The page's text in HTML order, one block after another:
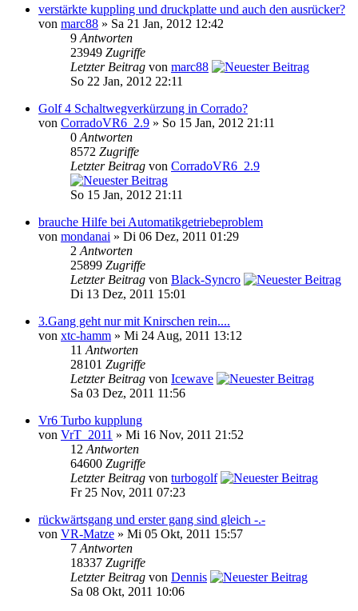
verstärkte kuppling und druckplatte und auch den ausrücker?
von marc88 » Sa 21 Jan, 2012 12:42
9 Antworten
23949 Zugriffe
Letzter Beitrag von marc88
So 22 Jan, 2012 22:11
Golf 4 Schaltwegverkürzung in Corrado?
von CorradoVR6_2.9 » So 15 Jan, 2012 21:11
0 Antworten
8572 Zugriffe
Letzter Beitrag von CorradoVR6_2.9
So 15 Jan, 2012 21:11
brauche Hilfe bei Automatikgetriebeproblem
von mondanai » Di 06 Dez, 2011 01:29
2 Antworten
25899 Zugriffe
Letzter Beitrag von Black-Syncro
Di 13 Dez, 2011 15:01
3.Gang geht nur mit Knirschen rein....
von xtc-hamm » Mi 24 Aug, 2011 13:12
11 Antworten
28101 Zugriffe
Letzter Beitrag von Icewave
Sa 03 Dez, 2011 11:56
Vr6 Turbo kupplung
von VrT_2011 » Mi 16 Nov, 2011 21:52
12 Antworten
64600 Zugriffe
Letzter Beitrag von turbogolf
Fr 25 Nov, 2011 07:23
rückwärtsgang und erster gang sind gleich -.-
von VR-Matze » Mi 05 Okt, 2011 15:57
7 Antworten
18337 Zugriffe
Letzter Beitrag von Dennis
Sa 08 Okt, 2011 10:06